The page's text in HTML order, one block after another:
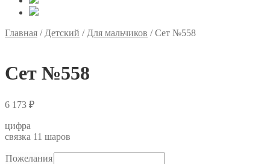
Главная / Детский / Для мальчиков /Сет №558
Сет №558
6 173 ₽
цифра
связка 11 шаров
Пожелания